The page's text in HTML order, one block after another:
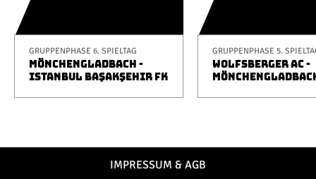
GRUPPENPHASE 6. SPIELTAG
MÖNCHENGLADBACH -
ISTANBUL BAŞAKŞEHIR FK
GRUPPENPHASE 5.
WOLFSBERGER AC -
IMPRESSUM & AGB